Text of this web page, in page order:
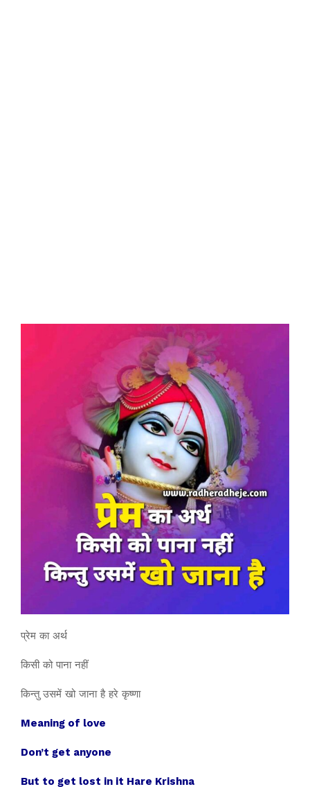
प्रेम का अर्थ
किसी को पाना नहीं
किन्तु उसमें खो जाना है हरे कृष्णा
Meaning of love
Don’t get anyone
But to get lost in it Hare Krishna